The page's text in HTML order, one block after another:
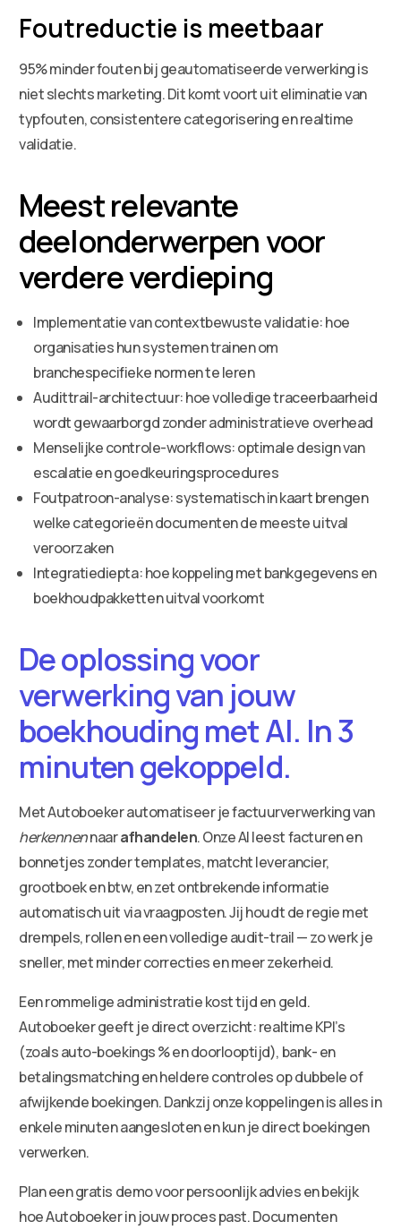
Foutreductie is meetbaar
95% minder fouten bij geautomatiseerde verwerking is
niet slechts marketing. Dit komt voort uit eliminatie van
typfouten, consistentere categorisering en realtime
validatie.
Meest relevante
deelonderwerpen voor
verdere verdieping
Implementatie van contextbewuste validatie: hoe
organisaties hun systemen trainen om
branchespecifieke normen te leren
Audittrail-architectuur: hoe volledige traceerbaarheid
wordt gewaarborgd zonder administratieve overhead
Menselijke controle-workflows: optimale design van
escalatie en goedkeuringsprocedures
Foutpatroon-analyse: systematisch in kaart brengen
welke categorieën documenten de meeste uitval
veroorzaken
Integratiediepta: hoe koppeling met bankgegevens en
boekhoudpakketten uitval voorkomt
De oplossing voor
verwerking van jouw
boekhouding met AI. In 3
minuten gekoppeld.
Met Autoboeker automatiseer je factuurverwerking van
herkennennaarafhandelen. Onze AI leest facturen en
bonnetjes zonder templates, matcht leverancier,
grootboek en btw, en zet ontbrekende informatie
automatisch uit via vraagposten. Jij houdt de regie met
drempels, rollen en een volledige audit-trail — zo werk je
sneller, met minder correcties en meer zekerheid.
Een rommelige administratie kost tijd en geld.
Autoboeker geeft je direct overzicht: realtime KPI’s
(zoals auto-boekings % en doorlooptijd), bank- en
betalingsmatching en heldere controles op dubbele of
afwijkende boekingen. Dankzij onze koppelingen is alles in
enkele minuten aangesloten en kun je direct boekingen
verwerken.
Plan een gratis demo voor persoonlijk advies en bekijk
hoe Autoboeker in jouw proces past. Documenten